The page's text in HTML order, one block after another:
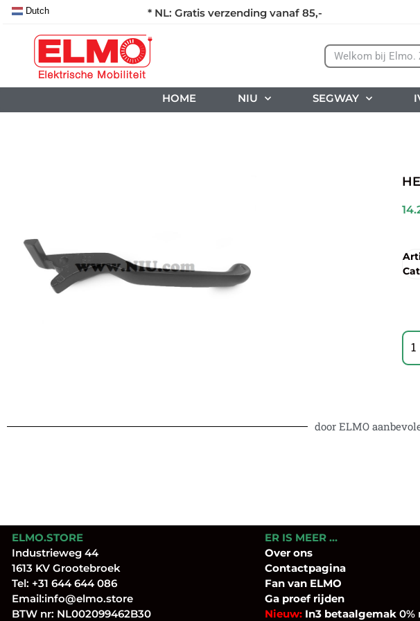
* NL: Gratis verzending vanaf 85,-
Dutch
HOME NIU SEGWAY
door ELMO
ELMO.STORE
Industrieweg 44
1613 KV Grootebroek
Tel: +31 644 644 086
Email:info@elmo.store
BTW nr: NL002099462B30
ER IS MEER …
Over ons
Contactpagina
Fanvan ELMO
Ga proef rijden
Nieuw:In3 betaalgemak 0%